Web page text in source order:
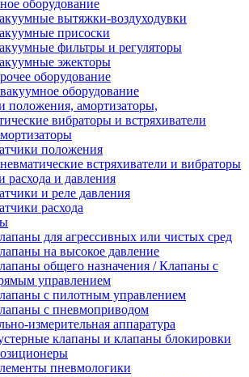
оборудование
вытяжки-воздуходувки
присоски
фильтры и регуляторы
эжекторы
оборудование
оборудование
положения, амортизаторы,
вибраторы и встряхиватели
положения
встряхиватели и вибраторы
расхода и давления
и реле давления
расхода
для агрессивных или чистых сред
на высокое давление
общего назначения / Клапаны с
управлением
с пилотным управлением
с пневмоприводом
измерительная аппаратура
клапаны и клапаны блокировки
пневмологики